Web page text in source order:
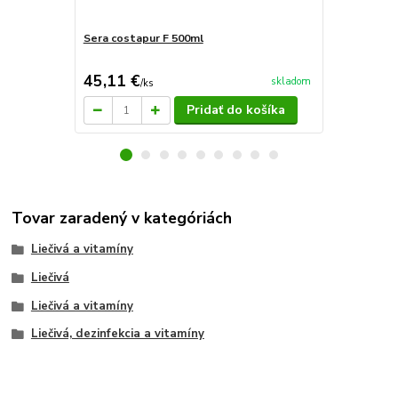
Sera costapur F 500ml
45,11 €/ks skladom
Pridať do košíka
Tovar zaradený v kategóriách
Liečivá a vitamíny
Liečivá
Liečivá a vitamíny
Liečivá, dezinfekcia a vitamíny